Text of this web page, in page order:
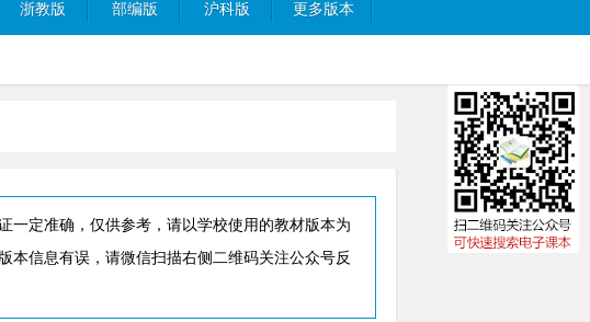
浙教版 部编版 沪科版 更多版本
一定准确，仅供参考，请以学校使用的教材版本为
本信息有误，请微信扫描右侧二维码关注公众号反